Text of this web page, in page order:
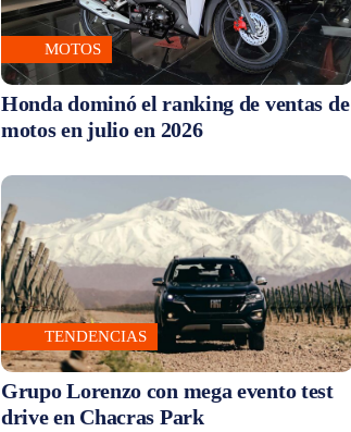
MOTOS
Honda dominó el ranking de ventas de
motos en julio en 2026
TENDENCIAS
Grupo Lorenzo con mega evento test
drive en Chacras Park